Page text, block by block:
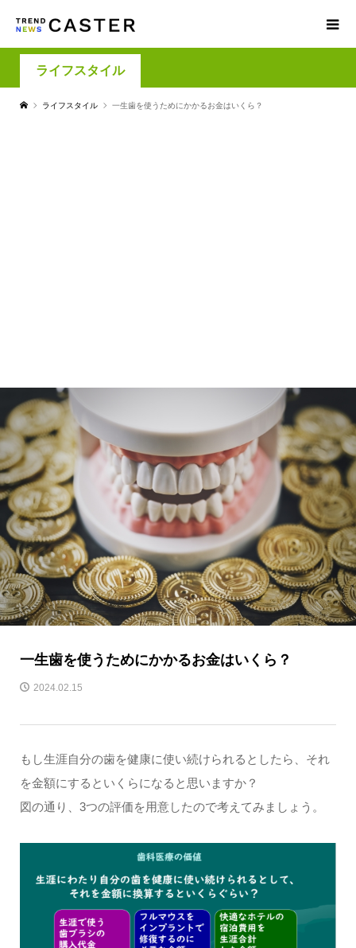
ライフスタイル
ライフスタイル 一生歯を使うためにかかるお金はいくら？
一生歯を使うためにかかるお金はいくら？
2024.02.15
もし生涯自分の歯を健康に使い続けられるとしたら、それ
を金額にするといくらになると思いますか？
図の通り、3つの評価を用意したので考えてみましょう。